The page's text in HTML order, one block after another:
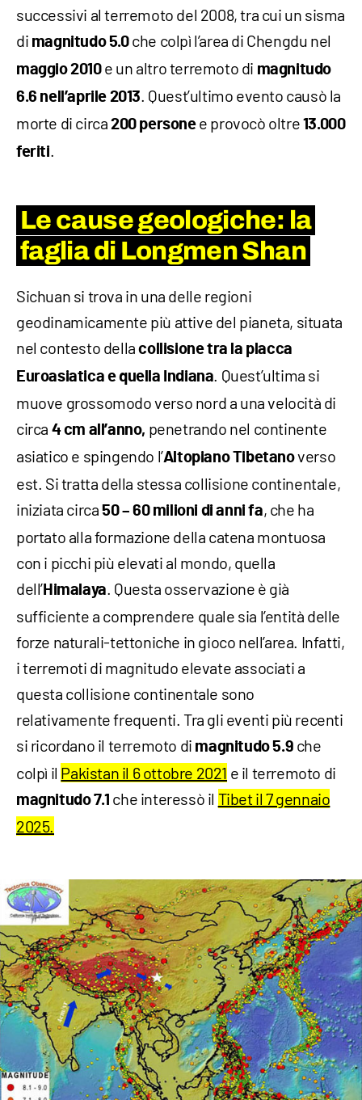
successivi al terremoto del 2008, tra cui un sisma
di magnitudo 5.0che colpì l’area di Chengdu nel
maggio 2010e un altro terremoto di magnitudo
6.6 nell’aprile 2013. Quest’ultimo evento causò la
morte di circa 200 personee provocò oltre 13.000
feriti.
Le cause geologiche: la
faglia di Longmen Shan
Sichuan si trova in una delle regioni
geodinamicamente più attive del pianeta, situata
nel contesto dellacollisione tra la placca
Euroasiatica e quella Indiana. Quest’ultima si
muove grossomodo verso nord a una velocità di
circa 4 cm all’anno, penetrando nel continente
asiatico e spingendo l’Altopiano Tibetanoverso
est. Si tratta della stessa collisione continentale,
iniziata circa 50 – 60 milioni di anni fa, che ha
portato alla formazione della catena montuosa
con i picchi più elevati al mondo, quella
dell’ Himalaya. Questa osservazione è già
sufficiente a comprendere quale sia l’entità delle
forze naturali-tettoniche in gioco nell’area. Infatti,
i terremoti di magnitudo elevate associati a
questa collisione continentale sono
relativamente frequenti. Tra gli eventi più recenti
si ricordano il terremoto di magnitudo 5.9 che
colpì il Pakistan il 6 ottobre 2021 e il terremoto di
magnitudo 7.1 che interessò il Tibet il 7 gennaio
2025.